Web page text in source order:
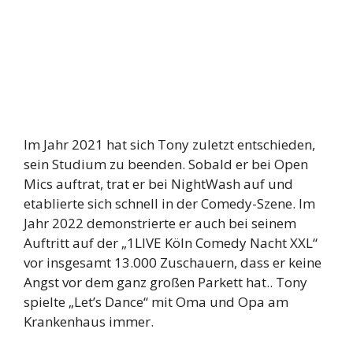
Im Jahr 2021 hat sich Tony zuletzt entschieden,
sein Studium zu beenden. Sobald er bei Open
Mics auftrat, trat er bei NightWash auf und
etablierte sich schnell in der Comedy-Szene. Im
Jahr 2022 demonstrierte er auch bei seinem
Auftritt auf der „1LIVE Köln Comedy Nacht XXL“
vor insgesamt 13.000 Zuschauern, dass er keine
Angst vor dem ganz großen Parkett hat.. Tony
spielte „Let’s Dance“ mit Oma und Opa am
Krankenhaus immer.